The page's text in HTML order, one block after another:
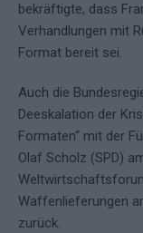
bekräftigte, dass
Verhandlungen mit
Format bereit sei.
Auch die
Deeskalation der
Formaten“ mit der
Olaf Scholz (SPD)
Waffenlieferungen
zurück.